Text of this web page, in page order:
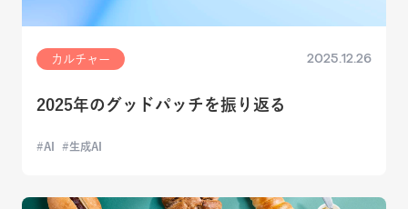
カルチャー 2025.12.26
2025年のグッドパッチを振り返る
AI 生成AI